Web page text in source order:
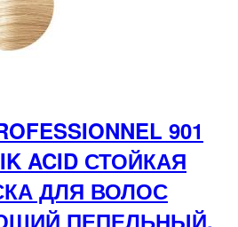
901
ACID СТОЙКАЯ
ДЛЯ ВОЛОС
ПЕПЕЛЬНЫЙ,